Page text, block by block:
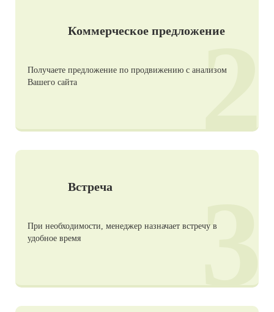
Коммерческое предложение
Получаете предложение по продвижению с анализом
Вашего сайта
2
Встреча
При необходимости, менеджер назначает встречу в
удобное время
3